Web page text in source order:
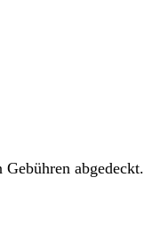
abgedeckt.